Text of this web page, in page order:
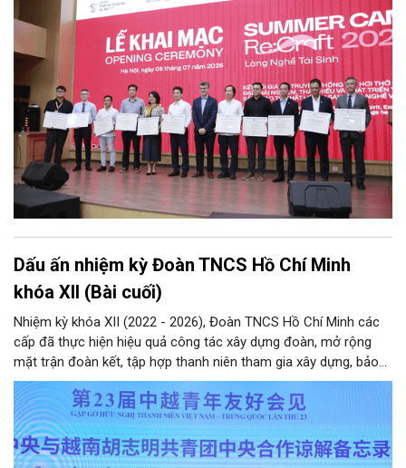
Dấu ấn nhiệm kỳ Đoàn TNCS Hồ Chí Minh
khóa XII (Bài cuối)
Nhiệm kỳ khóa XII (2022 - 2026), Đoàn TNCS Hồ Chí Minh các
cấp đã thực hiện hiệu quả công tác xây dựng đoàn, mở rộng
mặt trận đoàn kết, tập hợp thanh niên tham gia xây dựng, bảo
vệ Đảng và hệ thống chính trị; công tác quốc tế thanh niên;
tham mưu, phối hợp… Qua đó hoàn thành các mục tiêu nghị
quyết Đại hội Đoàn khóa XII đặt ra, hướng tới nhiệm kỳ khóa XIII
với hành động cách mạng thống nhất: “Tuổi trẻ Việt Nam tiên
phong trong kỷ nguyên mới”.